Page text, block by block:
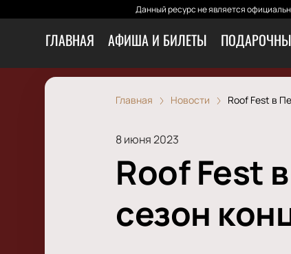
Данный ресурс не является
ГЛАВНАЯ АФИША И БИЛЕТЫ
Главная Новости Roof Fest в
8 июня 2023
Roof Fest
сезон